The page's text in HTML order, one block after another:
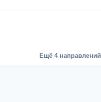
Ещё 4 направлений